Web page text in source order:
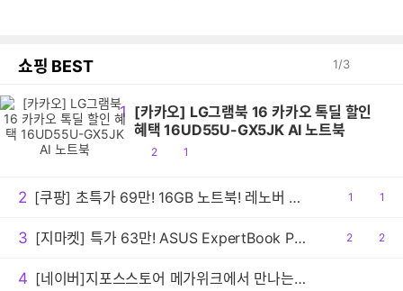
쇼핑 BEST 1/3
1 [카카오] LG그램북 16 카카오 톡딜 할인
혜택 16UD55U-GX5JK AI 노트북
공
2
댓1
2 [쿠팡] 초특가 69만! 16GB 노트북! 레노버 아이디어패드 슬림3 라이젠5
공1
댓1
3 [지마켓] 특가 63만! ASUS ExpertBook PM1503CDA AMD R5 가성비 사무용 노트북
공
2
댓
2
4 [네이버]지포스스토어 메가위크에서 만나는 ASUS 인기 게이밍노트북